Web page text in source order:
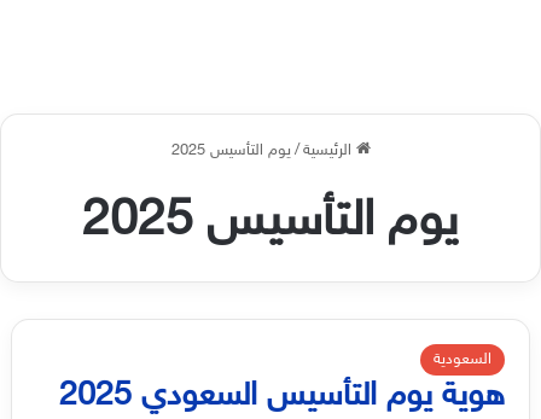
الرئيسية / يوم التأسيس 2025
يوم التأسيس 2025
السعودية
هوية يوم التأسيس السعودي 2025